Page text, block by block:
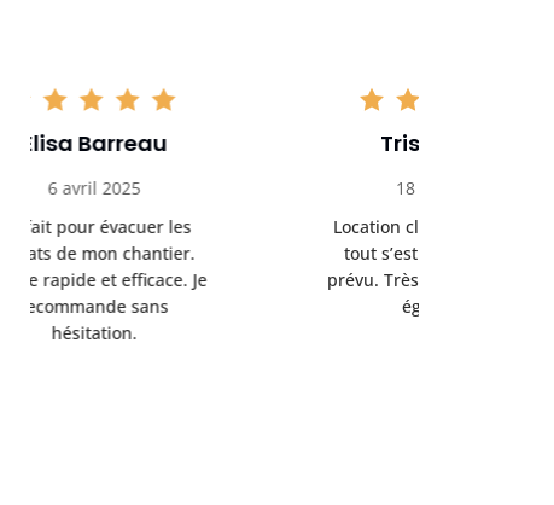
Tristan Noel
Location claire, tarifs justes,
tout s’est déroulé comme
prévu. Très bon service client